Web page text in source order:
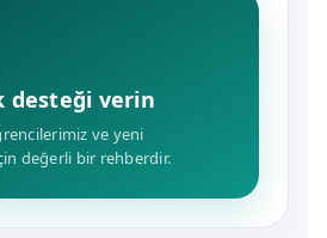
desteği verin
ve yeni
değerli bir rehberdir.